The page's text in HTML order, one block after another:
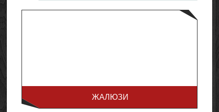
ЖАЛЮЗИ